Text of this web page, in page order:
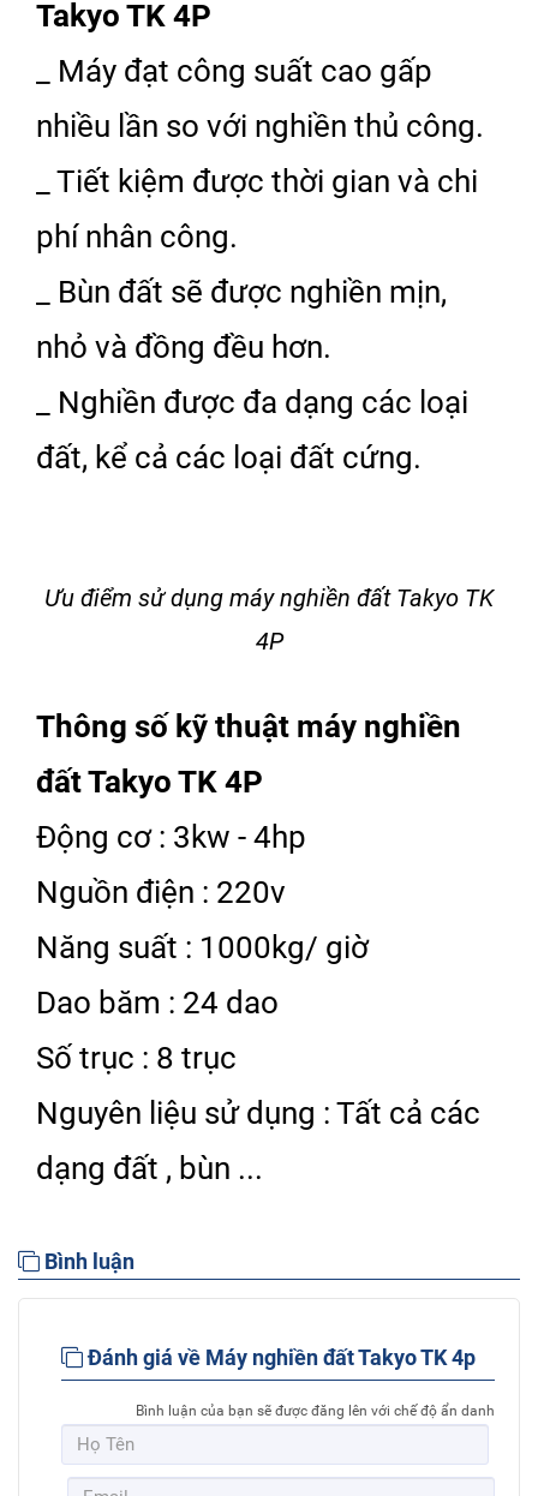
Takyo TK 4P
_ Máy đạt công suất cao gấp
nhiều lần so với nghiền thủ công.
_ Tiết kiệm được thời gian và chi
phí nhân công.
_ Bùn đất sẽ được nghiền mịn,
nhỏ và đồng đều hơn.
_ Nghiền được đa dạng các loại
đất, kể cả các loại đất cứng.
Ưu điểm sử dụng máy nghiền đất Takyo TK
4P
Thông số kỹ thuật máy nghiền
đất Takyo TK 4P
Động cơ : 3kw - 4hp
Nguồn điện : 220v
Năng suất : 1000kg/ giờ
Dao băm : 24 dao
Số trục : 8 trục
Nguyên liệu sử dụng : Tất cả các
dạng đất , bùn ...
Bình luận
Đánh giá về Máy nghiền đất Takyo TK 4p
Bình luận của bạn sẽ được đăng lên với chế độ ẩn danh